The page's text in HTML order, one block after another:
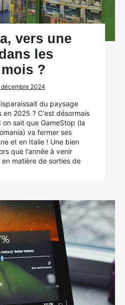
vers une
les
?
décembre 2024
du paysage
2025 ? C'est désormais
sait que GameStop (la
va fermer ses
et en Italie ! Une bien
que l'année à venir
matière de sorties de